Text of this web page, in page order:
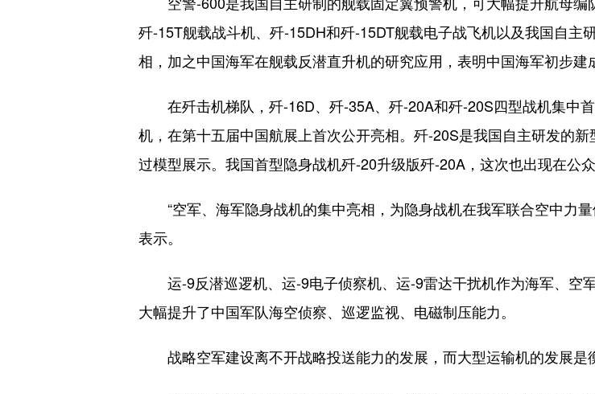
空警-600是我国自主研制的舰载固定翼预警机，可大幅提升航母编
歼-15T舰载战斗机、歼-15DH和歼-15DT舰载电子战飞机以及我国自主
相，加之中国海军在舰载反潜直升机的研究应用，表明中国海军初步建
在歼击机梯队，歼-16D、歼-35A、歼-20A和歼-20S四型战机集中
机，在第十五届中国航展上首次公开亮相。歼-20S是我国自主研发的
过模型展示。我国首型隐身战机歼-20升级版歼-20A，这次也出现在公众
“空军、海军隐身战机的集中亮相，为隐身战机在我军联合空中力量
表示。
运-9反潜巡逻机、运-9电子侦察机、运-9雷达干扰机作为海军、空军
大幅提升了中国军队海空侦察、巡逻监视、电磁制压能力。
战略空军建设离不开战略投送能力的发展，而大型运输机的发展是